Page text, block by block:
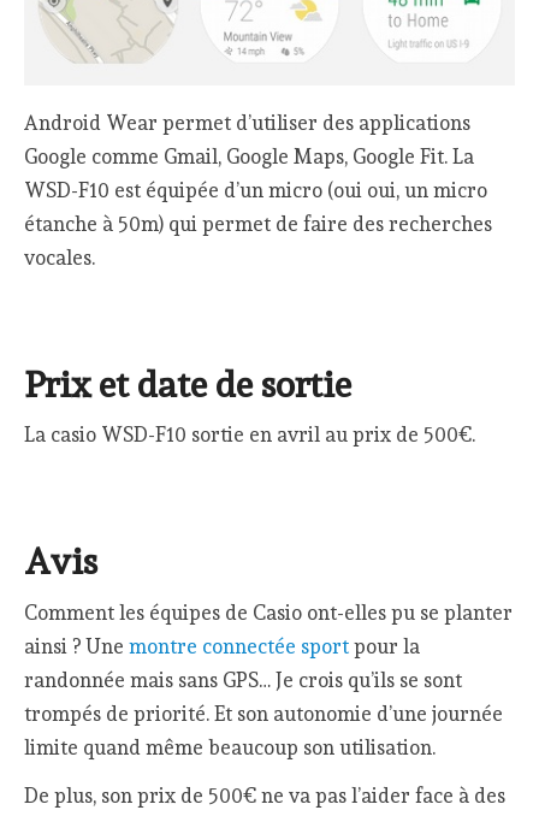
Android Wear permet d’utiliser des applications
Google comme Gmail, Google Maps, Google Fit. La
WSD-F10 est équipée d’un micro (oui oui, un micro
étanche à 50m) qui permet de faire des recherches
vocales.
Prix et date de sortie
La casio WSD-F10 sortie en avril au prix de 500€.
Avis
Comment les équipes de Casio ont-elles pu se planter
ainsi ? Unemontre connectée sportpour la
randonnée mais sans GPS… Je crois qu’ils se sont
trompés de priorité. Et son autonomie d’une journée
limite quand même beaucoup son utilisation.
De plus, son prix de 500€ ne va pas l’aider face à des